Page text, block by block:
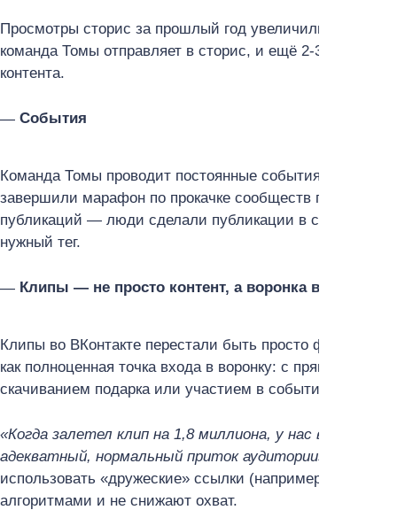
Просмотры сторис за прошлый год увеличились на
команда Томы отправляет в сторис, и ещё 2-3 слайда
контента.
События
Команда Томы проводит постоянные события:
завершили марафон по прокачке сообществ по тегу
публикаций — люди сделали публикации в своих
нужный тег.
Клипы — не просто контент, а воронка входа
Клипы во ВКонтакте перестали быть просто форматом
как полноценная точка входа в воронку: с прямой
скачиванием подарка или участием в событии.
«Когда залетел клип на 1,8 миллиона, у нас в нём
адекватный, нормальный приток аудитории»
использовать «дружеские» ссылки (например, через
алгоритмами и не снижают охват.